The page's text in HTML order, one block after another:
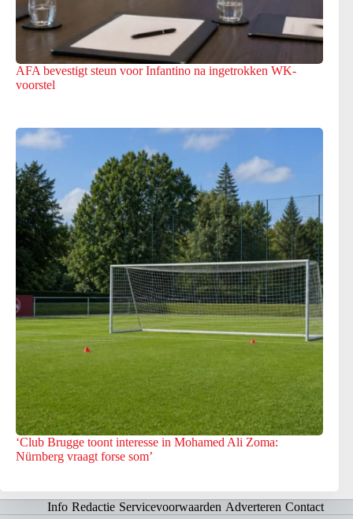
AFA bevestigt steun voor Infantino na ingetrokken WK-
voorstel
‘Club Brugge toont interesse in Mohamed Ali Zoma:
Nürnberg vraagt forse som’
Info Redactie Servicevoorwaarden Adverteren Contact